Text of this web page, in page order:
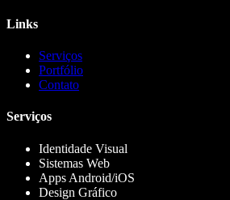
Links
Serviços
Portfólio
Contato
Serviços
Identidade Visual
Sistemas Web
Apps Android/iOS
Design Gráfico